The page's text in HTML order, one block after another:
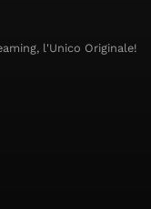
l'Unico Originale!